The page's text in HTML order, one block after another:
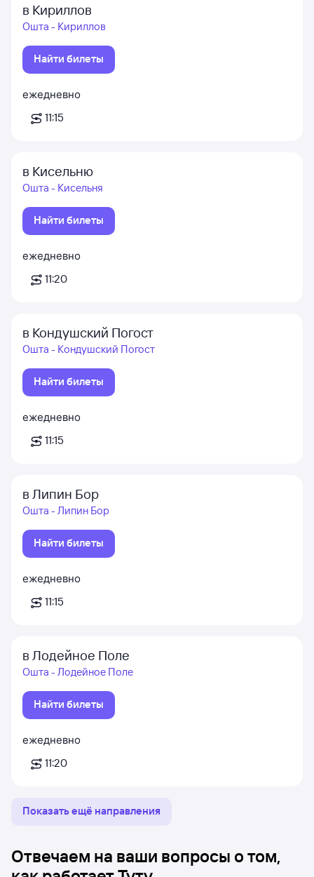
в Кириллов
Ошта - Кириллов
Найти билеты
ежедневно
11:15
в Кисельню
Ошта - Кисельня
Найти билеты
ежедневно
11:20
в Кондушский Погост
Ошта - Кондушский Погост
Найти билеты
ежедневно
11:15
в Липин Бор
Ошта - Липин Бор
Найти билеты
ежедневно
11:15
в Лодейное Поле
Ошта - Лодейное Поле
Найти билеты
ежедневно
11:20
Показать ещё направления
Отвечаем на ваши вопросы о том,